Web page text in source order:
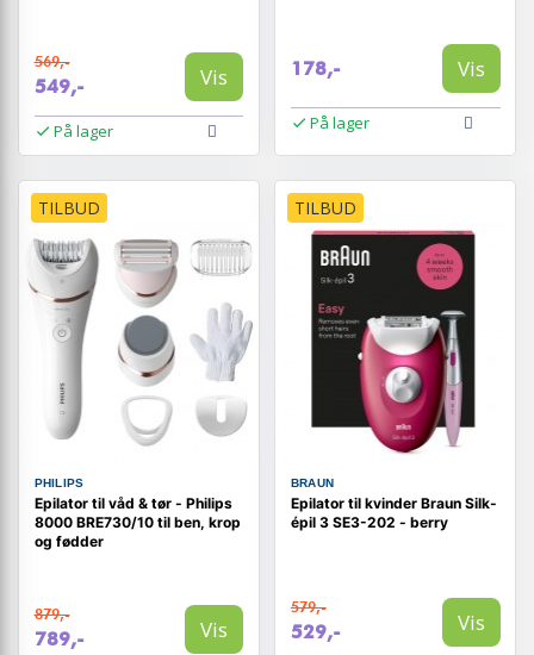
569,-
549,- Vis
På lager
178,- Vis
På lager
TILBUD
PHILIPS
Epilator til våd & tør - Philips
8000 BRE730/10 til ben, krop
og fødder
879,-
789,- Vis
TILBUD
BRAUN
Epilator til kvinder Braun Silk-
épil 3 SE3-202 - berry
579,-
529,- Vis